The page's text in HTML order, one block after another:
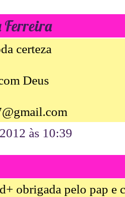
Ferreira
certeza
Deus
às 10:39
obrigada pelo pap e